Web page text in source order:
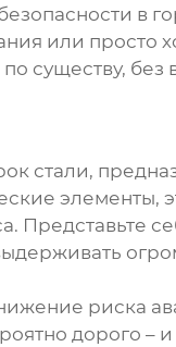
в
или просто
существу,
стали,
элементы,
Представьте
риска
дорого –